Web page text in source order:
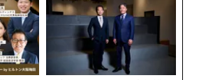
非航空事業として掲げていたもの
ECサイトによる物販などの商社事
アーなどの旅行事業など。非航空事
事業であることに変わりはなく、